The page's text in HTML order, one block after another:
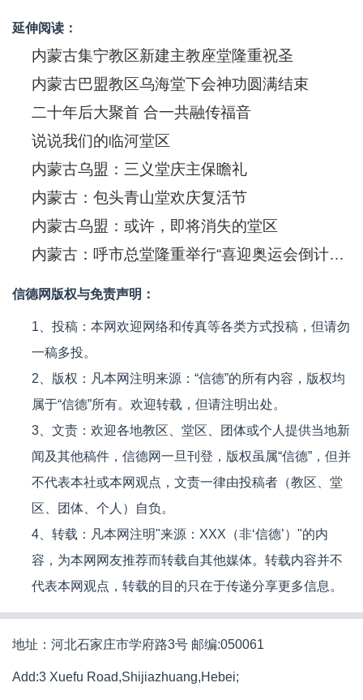
延伸阅读：
内蒙古集宁教区新建主教座堂隆重祝圣
内蒙古巴盟教区乌海堂下会神功圆满结束
二十年后大聚首 合一共融传福音
说说我们的临河堂区
内蒙古乌盟：三义堂庆主保瞻礼
内蒙古：包头青山堂欢庆复活节
内蒙古乌盟：或许，即将消失的堂区
内蒙古：呼市总堂隆重举行“喜迎奥运会倒计时100天求恩音乐大礼弥撒”
信德网版权与免责声明：
1、投稿：本网欢迎网络和传真等各类方式投稿，但请勿
一稿多投。
2、版权：凡本网注明来源：“信德”的所有内容，版权均
属于“信德”所有。欢迎转载，但请注明出处。
3、文责：欢迎各地教区、堂区、团体或个人提供当地新
闻及其他稿件，信德网一旦刊登，版权虽属“信德”，但并
不代表本社或本网观点，文责一律由投稿者（教区、堂
区、团体、个人）自负。
4、转载：凡本网注明"来源：XXX（非‘信德’）"的内
容，为本网网友推荐而转载自其他媒体。转载内容并不
代表本网观点，转载的目的只在于传递分享更多信息。
地址：河北石家庄市学府路3号 邮编:050061
Add:3 Xuefu Road,Shijiazhuang,Hebei;